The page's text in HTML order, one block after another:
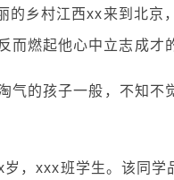
的乡村江西xx来到北京
而燃起他心中立志成才
气的孩子一般，不知
，xxx班学生。该同